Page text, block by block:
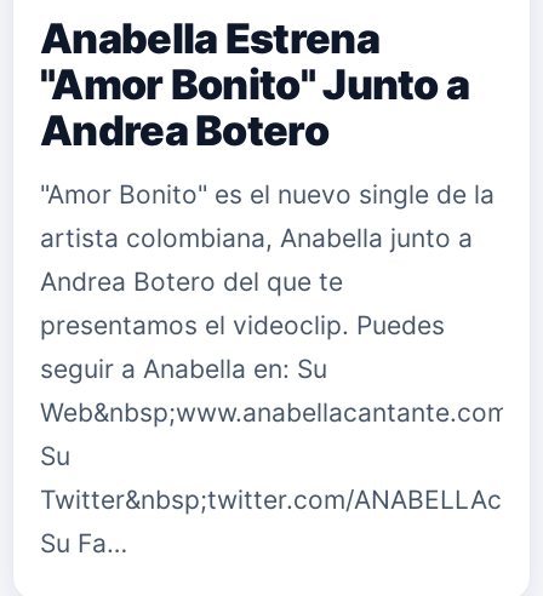
Anabella Estrena
"Amor Bonito" Junto a
Andrea Botero
"Amor Bonito" es el nuevo single de la
artista colombiana, Anabella junto a
Andrea Botero del que te
presentamos el videoclip. Puedes
seguir a Anabella en: Su
Web&nbsp;www.anabellacantante.com
Su
Twitter&nbsp;twitter.com/
Su Fa…